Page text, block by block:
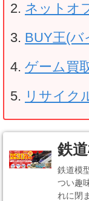
ネットオ
BUY王(バ
ゲーム買
リサイク
鉄
鉄道模
つい趣
れに閉